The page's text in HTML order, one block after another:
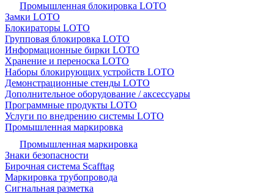
Промышленная блокировка LOTO
Замки LOTO
Блокираторы LOTO
Групповая блокировка LOTO
Информационные бирки LOTO
Хранение и переноска LOTO
Наборы блокирующих устройств LOTO
Демонстрационные стенды LOTO
Дополнительное оборудование / аксессуары
Программные продукты LOTO
Услуги по внедрению системы LOTO
Промышленная маркировка
Промышленная маркировка
Знаки безопасности
Бирочная система Scafftag
Маркировка трубопровода
Сигнальная разметка